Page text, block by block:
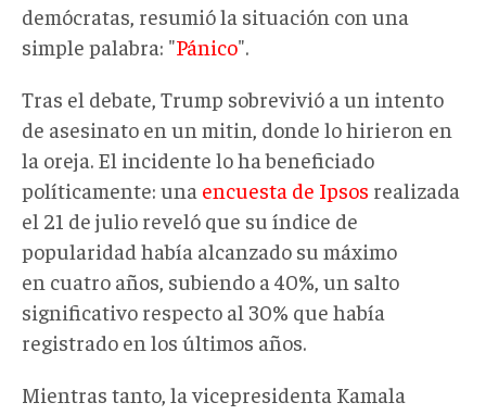
demócratas, resumió la situación con una
simple palabra: "Pánico".
Tras el debate, Trump sobrevivió a un intento
de asesinato en un mitin, donde lo hirieron en
la oreja. El incidente lo ha beneficiado
políticamente: una encuesta de Ipsos realizada
el 21 de julio reveló que su índice de
popularidad había alcanzado su máximo
en cuatro años, subiendo a 40%, un salto
significativo respecto al 30% que había
registrado en los últimos años.
Mientras tanto, la vicepresidenta Kamala